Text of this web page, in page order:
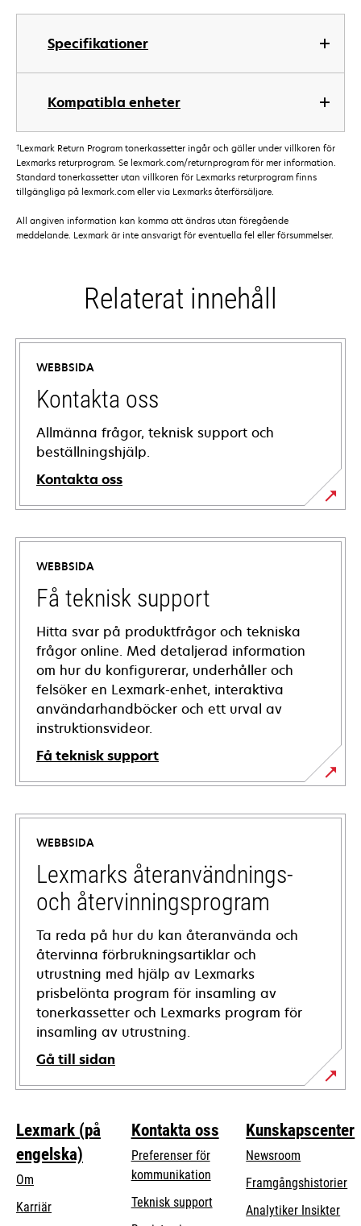
Specifikationer
Kompatibla enheter
†Lexmark Return Program tonerkassetter ingår och gäller under villkoren för
Lexmarks returprogram. Se lexmark.com/returnprogram för mer information.
Standard tonerkassetter utan villkoren för Lexmarks returprogram finns
tillgängliga på lexmark.com eller via Lexmarks återförsäljare.
All angiven information kan komma att ändras utan föregående
meddelande. Lexmark är inte ansvarigt för eventuella fel eller försummelser.
Relaterat innehåll
WEBBSIDA
Kontakta oss
Allmänna frågor, teknisk support och
beställningshjälp.
Kontakta oss
WEBBSIDA
Få teknisk support
Hitta svar på produktfrågor och tekniska
frågor online. Med detaljerad information
om hur du konfigurerar, underhåller och
felsöker en Lexmark-enhet, interaktiva
användarhandböcker och ett urval av
instruktionsvideor.
Få teknisk support
opens
in
new
tab
WEBBSIDA
Lexmarks återanvändnings-
och återvinningsprogram
Ta reda på hur du kan återanvända och
återvinna förbrukningsartiklar och
utrustning med hjälp av Lexmarks
prisbelönta program för insamling av
tonerkassetter och Lexmarks program för
insamling av utrustning.
Gå till sidan
Lexmark (på
engelska)
Om
Karriär
Kontakta oss
Preferenser för
kommunikation
Teknisk supportopens
Kunskapscenter
Newsroom
Framgångshistorier
Analytiker Insikter